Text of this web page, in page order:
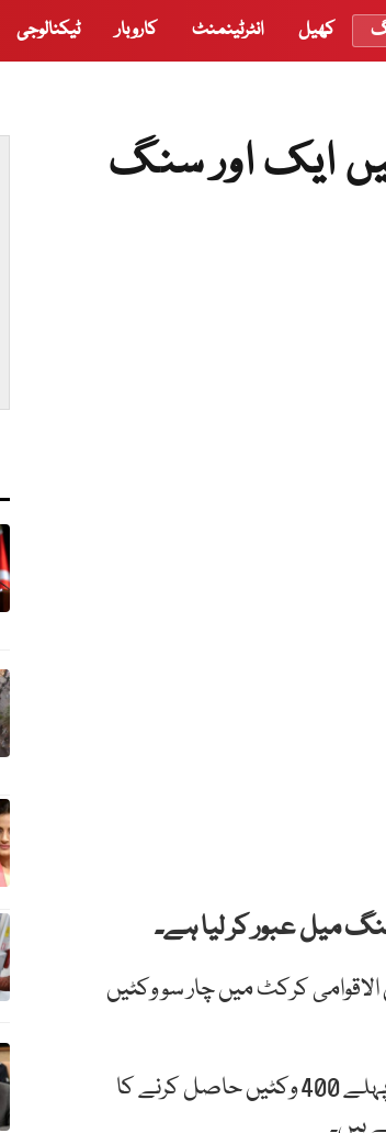
کھیل انٹرٹینمنٹ کاروبار ٹیکنالوجی
ایک اور سنگ
میل عبور کر لیا ہے۔
کرکٹ میں چار سو وکٹیں
یہ اعزاز حاصل کرنے والے وہ پاکستان کے پانچویں فاسٹ باؤلر بن گئے ہیں، ان سے پہلے 400 وکٹیں حاصل کرنے کا